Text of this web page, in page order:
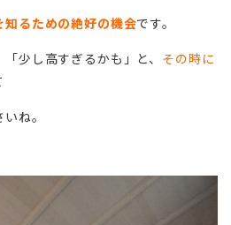
知るための絶好の機会です。
少し高すぎるかも」と、 その時に
ね。